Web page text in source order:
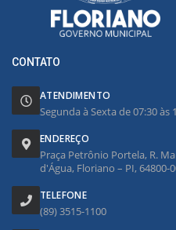
CONTATO
ATENDIMENTO
Segunda à Sexta de 07:30 às
ENDEREÇO
Praça Petrônio Portela, R.
d'Água, Floriano – PI, 64800-
TELEFONE
(89) 3515-1100